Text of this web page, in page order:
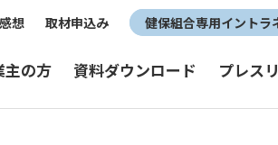
想 取材申込み 健保組合専用イントラ
主の方 資料ダウンロード プレス